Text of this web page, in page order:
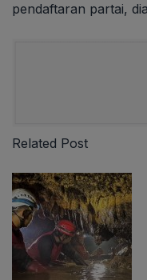
pendaftaran partai,
Related Post